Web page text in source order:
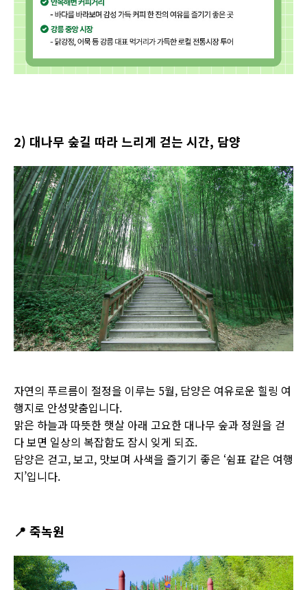
2) 대나무 숲길 따라 느리게 걷는 시간, 담양
자연의 푸르름이 절정을 이루는 5월, 담양은 여유로운 힐링 여
행지로 안성맞춤입니다.
맑은 하늘과 따뜻한 햇살 아래 고요한 대나무 숲과 정원을 걷
다 보면 일상의 복잡함도 잠시 잊게 되죠.
담양은 걷고, 보고, 맛보며 사색을 즐기기 좋은 ‘쉼표 같은 여행
지’입니다.
📍 죽녹원